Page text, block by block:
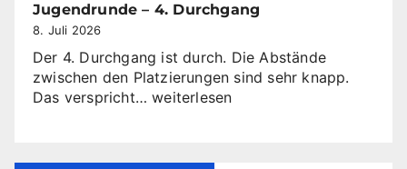
Jugendrunde – 4. Durchgang
8. Juli 2026
Der 4. Durchgang ist durch. Die Abstände
zwischen den Platzierungen sind sehr knapp.
Das verspricht…Jugendrunde
weiterlesen